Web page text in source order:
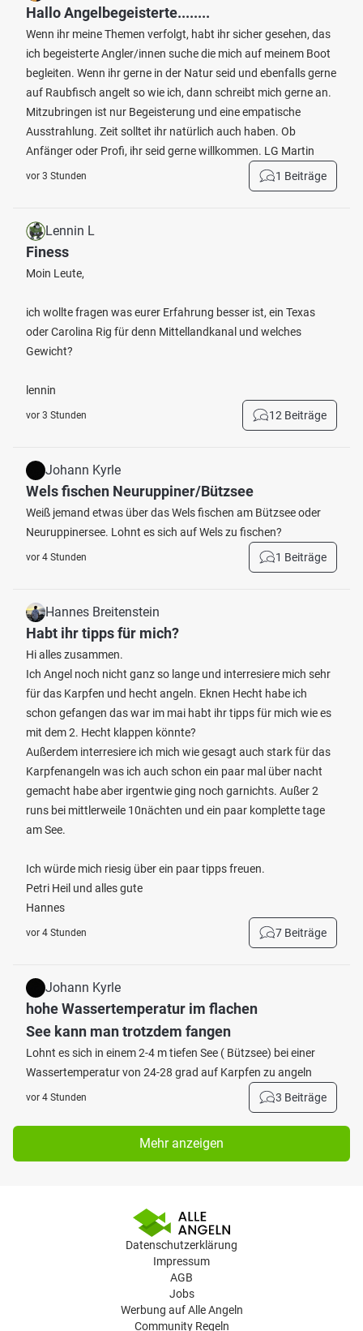
Hallo Angelbegeisterte........
Wenn ihr meine Themen verfolgt, habt ihr sicher gesehen, das
ich begeisterte Angler/innen suche die mich auf meinem Boot
begleiten. Wenn ihr gerne in der Natur seid und ebenfalls gerne
auf Raubfisch angelt so wie ich, dann schreibt mich gerne an.
Mitzubringen ist nur Begeisterung und eine empatische
Ausstrahlung. Zeit solltet ihr natürlich auch haben. Ob
Anfänger oder Profi, ihr seid gerne willkommen. LG Martin
vor 3 Stunden 1 Beiträge
Lennin L
Finess
Moin Leute,
ich wollte fragen was eurer Erfahrung besser ist, ein Texas
oder Carolina Rig für denn Mittellandkanal und welches
Gewicht?
lennin
vor 3 Stunden 12 Beiträge
Johann Kyrle
Wels fischen Neuruppiner/Bützsee
Weiß jemand etwas über das Wels fischen am Bützsee oder
Neuruppinersee. Lohnt es sich auf Wels zu fischen?
vor 4 Stunden 1 Beiträge
Hannes Breitenstein
Habt ihr tipps für mich?
Hi alles zusammen.
Ich Angel noch nicht ganz so lange und interresiere mich sehr
für das Karpfen und hecht angeln. Eknen Hecht habe ich
schon gefangen das war im mai habt ihr tipps für mich wie es
mit dem 2. Hecht klappen könnte?
Außerdem interresiere ich mich wie gesagt auch stark für das
Karpfenangeln was ich auch schon ein paar mal über nacht
gemacht habe aber irgentwie ging noch garnichts. Außer 2
runs bei mittlerweile 10nächten und ein paar komplette tage
am See.
Ich würde mich riesig über ein paar tipps freuen.
Petri Heil und alles gute
Hannes
vor 4 Stunden 7 Beiträge
Johann Kyrle
hohe Wassertemperatur im flachen
See kann man trotzdem fangen
Lohnt es sich in einem 2-4 m tiefen See ( Bützsee) bei einer
Wassertemperatur von 24-28 grad auf Karpfen zu angeln
vor 4 Stunden 3 Beiträge
Mehr anzeigen
Datenschutzerklärung
Impressum
AGB
Jobs
Werbung auf Alle Angeln
Community Regeln